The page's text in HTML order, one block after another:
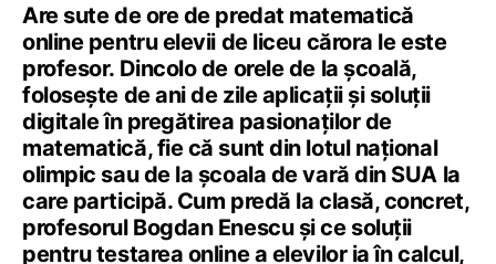
Are sute de ore de predat matematică
online pentru elevii de liceu cărora le este
profesor. Dincolo de orele de la școală,
folosește de ani de zile aplicații și soluții
digitale în pregătirea pasionaților de
matematică, fie că sunt din lotul național
olimpic sau de la școala de vară din SUA la
care participă. Cum predă la clasă, concret,
profesorul Bogdan Enescu și ce soluții
pentru testarea online a elevilor ia în calcul,